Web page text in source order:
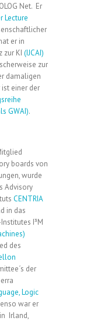
Net. Er
Lecture
er in
zur KI (IJCAI)
zur
damaligen
einer der
GWAI).
boards von
wurde
Advisory
CENTRIA
in das
I³M
des
der
Logic
war er
Irland,